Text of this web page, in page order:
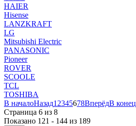
HAIER
Hisense
LANZKRAFT
LG
Mitsubishi Electric
PANASONIC
Pioneer
ROVER
SCOOLE
TCL
TOSHIBA
В началоНазад12345678ВперёдВ конец
Страница 6 из 8
Показано 121 - 144 из 189